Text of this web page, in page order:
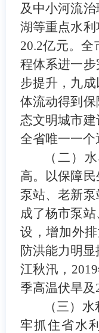
及中小河流治
湖等重点水利
20.2亿元。全
程体系进一步
步提升， 九
体流动得到保
态文明城市
全省唯一一个
（二）
高。
以保障
泵站、老新
成了杨市泵
设，增加外
防洪能力明
江秋汛， 2019
季高温伏旱及
（三）
牢抓住省水